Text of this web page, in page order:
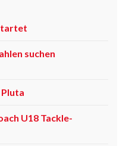
suchen
Pluta
U18 Tackle-